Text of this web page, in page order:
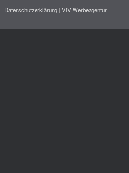
| Datenschutzerklärung | ViV Werbeagentur